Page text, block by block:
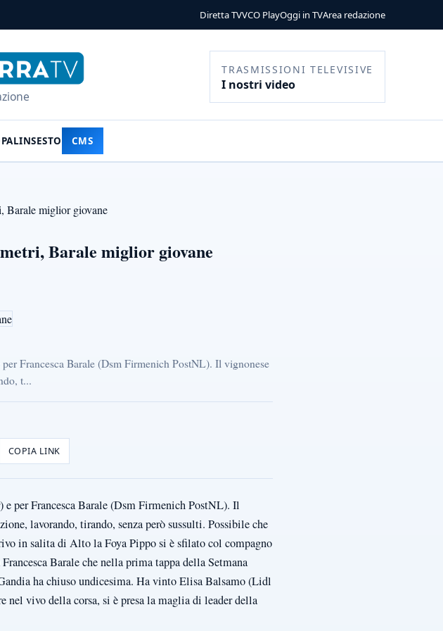
Diretta TVVCO PlayOggi in TVArea redazione
TRASMISSIONI TELEVISIVE
I nostri video
PALINSESTO CMS
Barale miglior giovane
Barale miglior giovane
Francesca Barale (Dsm Firmenich PostNL). Il vignonese
t...
COPIA LINK
per Francesca Barale (Dsm Firmenich PostNL). Il
lavorando, tirando, senza però sussulti. Possibile che
in salita di Alto la Foya Pippo si è sfilato col compagno
Barale che nella prima tappa della Setmana
ha chiuso undicesima. Ha vinto Elisa Balsamo (Lidl
nel vivo della corsa, si è presa la maglia di leader della